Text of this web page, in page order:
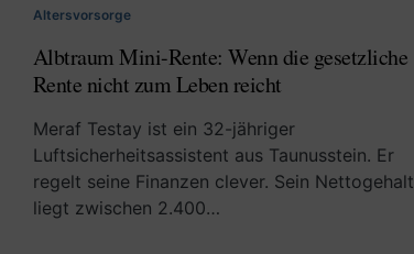
Altersvorsorge
Albtraum Mini-Rente: Wenn die gesetzliche
Rente nicht zum Leben reicht
Meraf Testay ist ein 32-jähriger
Luftsicherheitsassistent aus Taunusstein. Er
regelt seine Finanzen clever. Sein Nettogehalt
liegt zwischen 2.400…